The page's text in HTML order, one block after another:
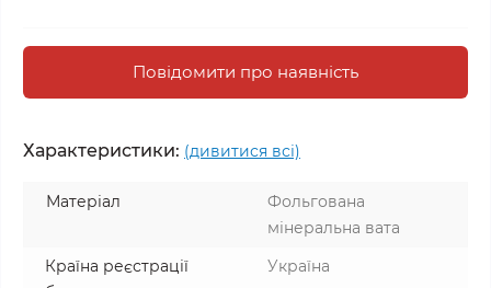
Повідомити про наявність
Характеристики: (дивитися всі)
Матеріал
Фольгована
мінеральна вата
Країна реєстрації
Україна